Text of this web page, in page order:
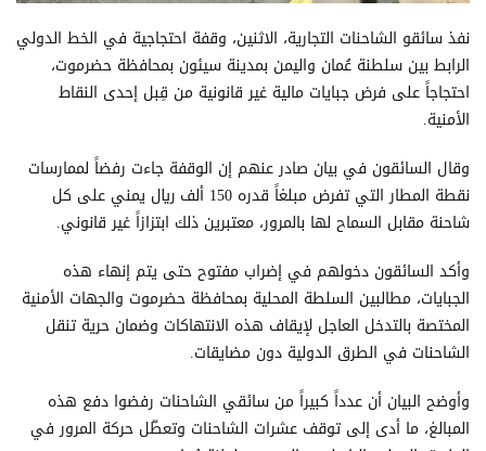
نفذ سائقو الشاحنات التجارية، الاثنين، وقفة احتجاجية في الخط الدولي
الرابط بين سلطنة عُمان واليمن بمدينة سيئون بمحافظة حضرموت،
احتجاجاً على فرض جبايات مالية غير قانونية من قِبل إحدى النقاط
الأمنية.
وقال السائقون في بيان صادر عنهم إن الوقفة جاءت رفضاً لممارسات
نقطة المطار التي تفرض مبلغاً قدره 150 ألف ريال يمني على كل
شاحنة مقابل السماح لها بالمرور، معتبرين ذلك ابتزازاً غير قانوني.
وأكد السائقون دخولهم في إضراب مفتوح حتى يتم إنهاء هذه
الجبايات، مطالبين السلطة المحلية بمحافظة حضرموت والجهات الأمنية
المختصة بالتدخل العاجل لإيقاف هذه الانتهاكات وضمان حرية تنقل
الشاحنات في الطرق الدولية دون مضايقات.
وأوضح البيان أن عدداً كبيراً من سائقي الشاحنات رفضوا دفع هذه
المبالغ، ما أدى إلى توقف عشرات الشاحنات وتعطّل حركة المرور في